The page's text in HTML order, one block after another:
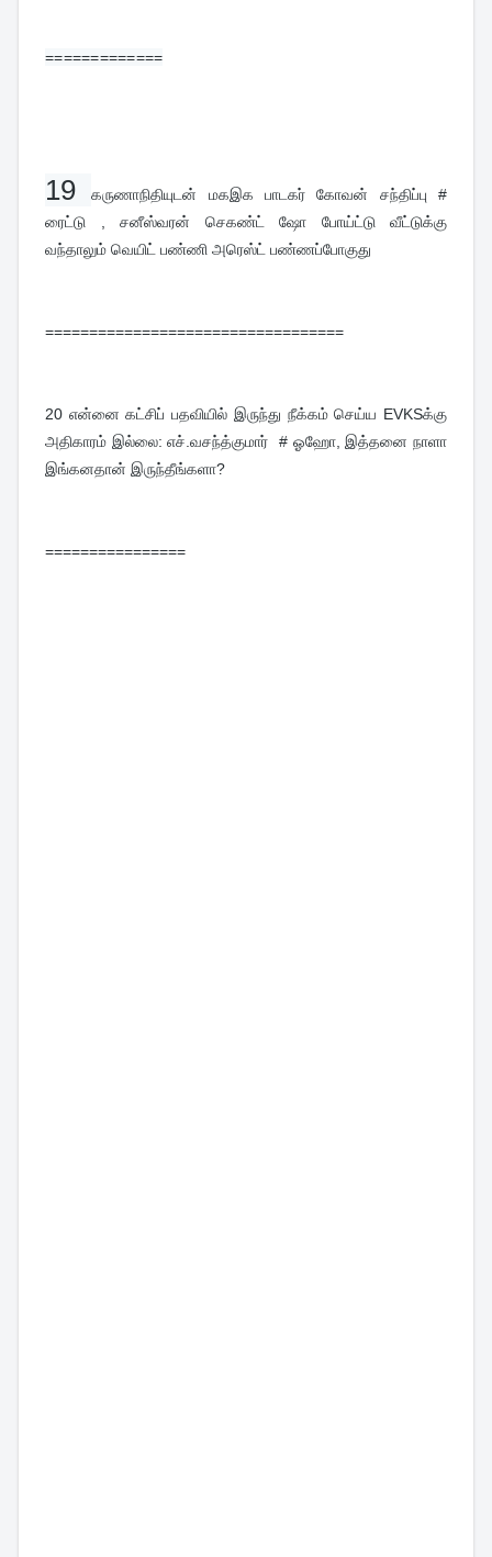
=============
19 கருணாநிதியுடன் மகஇக பாடகர் கோவன் சந்திப்பு #
ரைட்டு , சனீஸ்வரன் செகண்ட் ஷோ போய்ட்டு வீட்டுக்கு
வந்தாலும் வெயிட் பண்ணி அரெஸ்ட் பண்ணப்போகுது
==================================
20 என்னை கட்சிப் பதவியில் இருந்து நீக்கம் செய்ய EVKSக்கு
அதிகாரம் இல்லை: எச்.வசந்த்குமார் # ஓஹோ, இத்தனை நாளா
இங்கனதான் இருந்தீங்களா?
================